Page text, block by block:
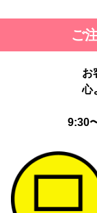
ご
お
心
9:30